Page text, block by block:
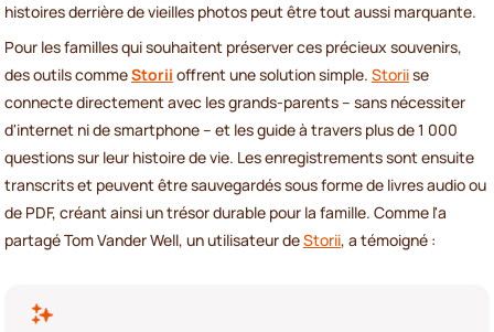
histoires derrière de vieilles photos peut être tout aussi marquante.
Pour les familles qui souhaitent préserver ces précieux souvenirs,
des outils commeStorii offrent une solution simple. Storiise
connecte directement avec les grands-parents – sans nécessiter
d'internet ni de smartphone – et les guide à travers plus de 1 000
questions sur leur histoire de vie. Les enregistrements sont ensuite
transcrits et peuvent être sauvegardés sous forme de livres audio ou
de PDF, créant ainsi un trésor durable pour la famille. Comme l'a
partagé Tom Vander Well, un utilisateur deStorii, a témoigné :